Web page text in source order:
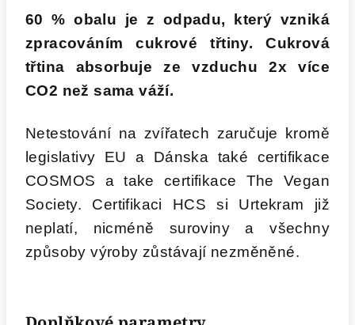
60 % obalu je z odpadu, který vzniká
zpracováním cukrové třtiny. Cukrová
třtina absorbuje ze vzduchu 2x více
CO2 než sama váží.
Netestování na zvířatech zaručuje kromě
legislativy EU a Dánska také certifikace
COSMOS a take certifikace The Vegan
Society. Certifikaci HCS si Urtekram již
neplatí, nicméně suroviny a všechny
způsoby výroby zůstávají nezměněné.